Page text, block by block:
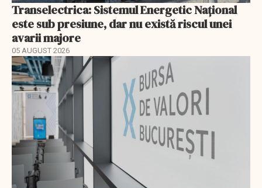
Transelectrica: Sistemul Energetic Național
este sub presiune, dar nu există riscul unei
avarii majore
05 AUGUST 2026